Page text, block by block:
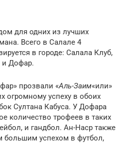
для одних из лучших
Всего в Салале 4
в городе: Салала Клуб,
и Дофар.
прозвали «Аль-Заим«или»
огромному успеху в обоих
Султана Кабуса. У Дофара
количество трофеев в таких
и гандбол. Ан-Наср также
успехом в футбол,